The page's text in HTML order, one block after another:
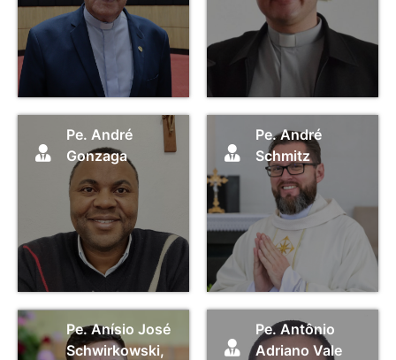
Pe. André
Gonzaga
Pe. André
Schmitz
Pe. Anísio José
Schwirkowski,
Pe. Antônio
Adriano Vale